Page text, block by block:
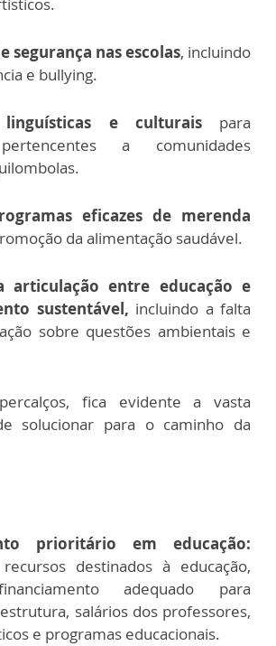
segurança nas escolas, incluindo
e bullying.
e culturaispara
a comunidades
eficazes de merenda
da alimentação saudável.
articulação entre educação e
sustentável, incluindo a falta
sobre questões ambientais e
fica evidente a vasta
solucionar para o caminho da
prioritário em educação:
destinados à educação,
adequado para
salários dos professores,
e programas educacionais.